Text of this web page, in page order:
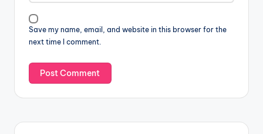
Save my name, email, and website in this browser for the
next time I comment.